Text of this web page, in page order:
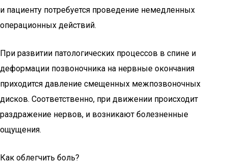
и пациенту потребуется проведение немедленных
операционных действий.
При развитии патологических процессов в спине и
деформации позвоночника на нервные окончания
приходится давление смещенных межпозвоночных
дисков. Соответственно, при движении происходит
раздражение нервов, и возникают болезненные
ощущения.
Как облегчить боль?